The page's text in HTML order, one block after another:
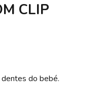
CLIP
do bebé.